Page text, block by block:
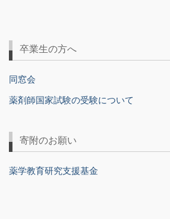
卒業生の方へ
同窓会
薬剤師国家試験の受験について
寄附のお願い
薬学教育研究支援基金